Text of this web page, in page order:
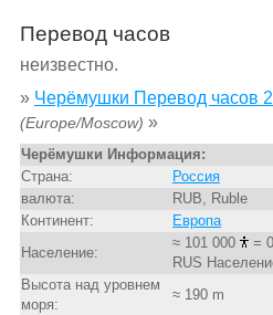
Перевод часов
неизвестно.
» Черёмушки Перевод часов
(Europe/Moscow) »
Черёмушки Информация:
Страна:
Россия
валюта:
RUB, Ruble
Континент:
Европа
Население:
≈ 101 000
=
RUS
Высота над уровнем
моря:
≈ 190 m